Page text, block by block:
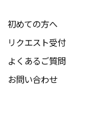
初めての方へ
リクエスト受付
よくあるご質問
お問い合わせ